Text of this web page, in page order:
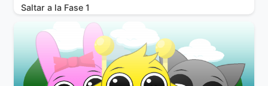
Saltar a la Fase 1